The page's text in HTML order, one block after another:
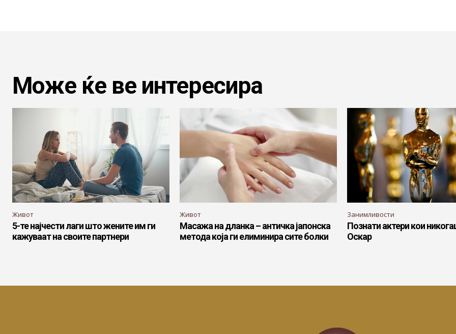
Може ќе ве интересира
Живот
5-те најчести лаги што жените им ги
кажуваат на своите партнери
Живот
Масажа на дланка – античка јапонска
метода која ги елиминира сите болки
Занимливости
Познати актери кои
Оскар